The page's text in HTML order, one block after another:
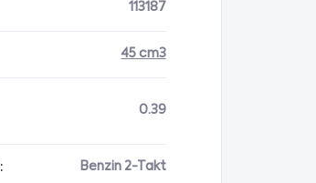
113187
45 cm3
0.39
: Benzin 2-Takt